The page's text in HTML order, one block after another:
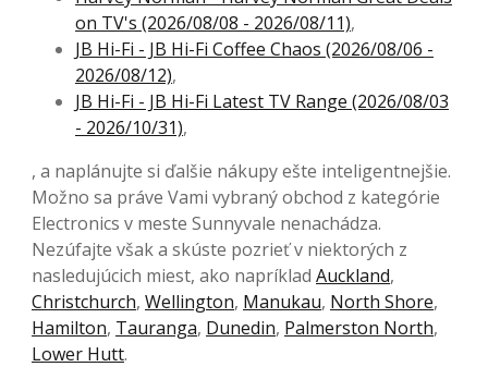
on TV's (2026/08/08 - 2026/08/11),
JB Hi-Fi - JB Hi-Fi Coffee Chaos (2026/08/06 -
2026/08/12),
JB Hi-Fi - JB Hi-Fi Latest TV Range (2026/08/03
- 2026/10/31),
, a naplánujte si ďalšie nákupy ešte inteligentnejšie.
Možno sa práve Vami vybraný obchod z kategórie
Electronics v meste Sunnyvale nenachádza.
Nezúfajte však a skúste pozrieť v niektorých z
nasledujúcich miest, ako napríklad Auckland,
Christchurch, Wellington, Manukau, North Shore,
Hamilton, Tauranga, Dunedin, Palmerston North,
Lower Hutt.